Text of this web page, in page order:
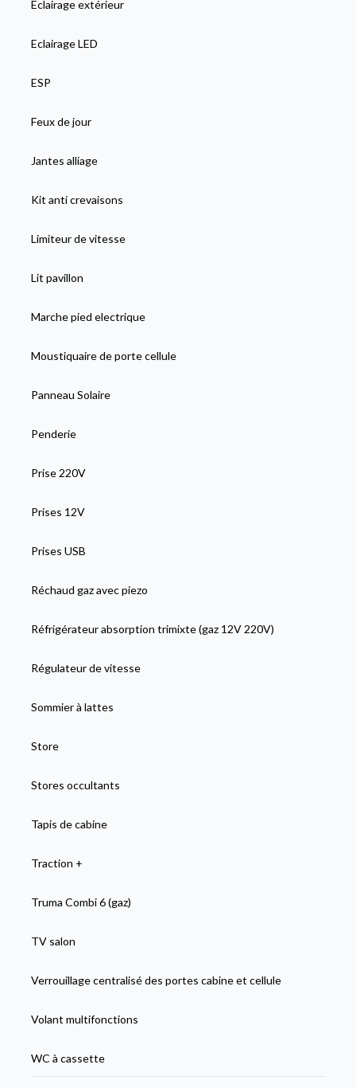
Eclairage extérieur
Eclairage LED
ESP
Feux de jour
Jantes alliage
Kit anti crevaisons
Limiteur de vitesse
Lit pavillon
Marche pied electrique
Moustiquaire de porte cellule
Panneau Solaire
Penderie
Prise 220V
Prises 12V
Prises USB
Réchaud gaz avec piezo
Réfrigérateur absorption trimixte (gaz 12V 220V)
Régulateur de vitesse
Sommier à lattes
Store
Stores occultants
Tapis de cabine
Traction +
Truma Combi 6 (gaz)
TV salon
Verrouillage centralisé des portes cabine et cellule
Volant multifonctions
WC à cassette